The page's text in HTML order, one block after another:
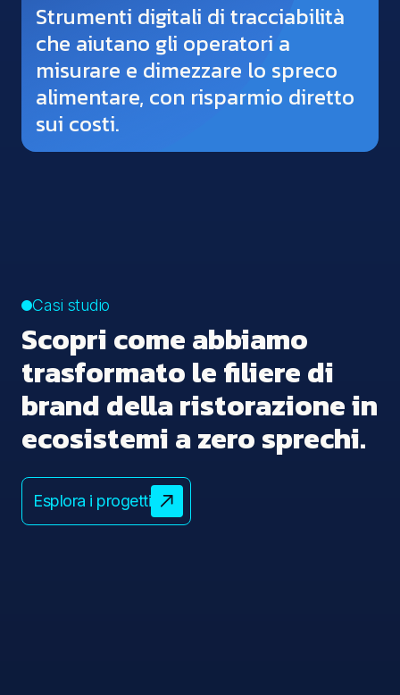
Strumenti digitali di tracciabilità
che aiutano gli operatori a
misurare e dimezzare lo spreco
alimentare, con risparmio diretto
sui costi.
Casi studio
Scopri come abbiamo
trasformato le filiere di
brand della ristorazione in
ecosistemi a zero sprechi.
Esplora i progetti